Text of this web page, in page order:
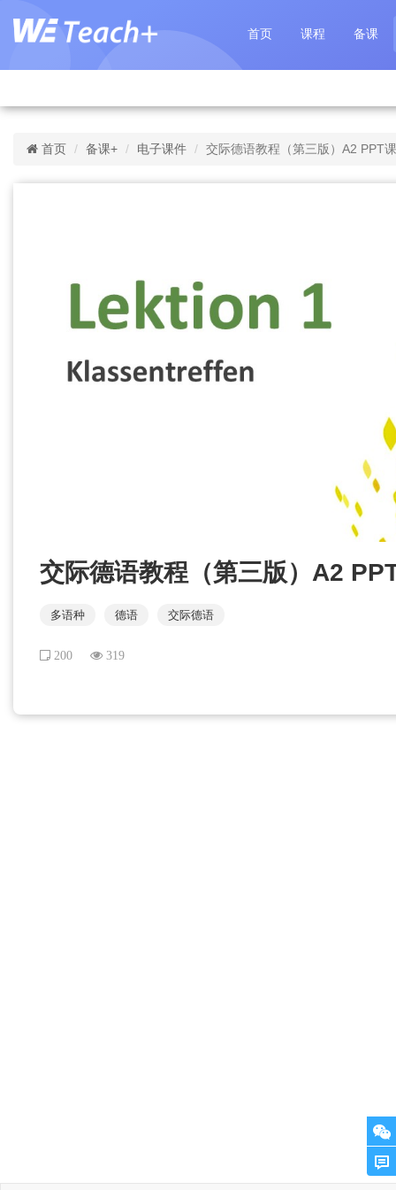
首页 课程 备课
首页 备课+ 电子课件 交际德语教程（第三版）A2 PPT
交际德语教程（第三版）A2
多语种 德语 交际德语
200 319